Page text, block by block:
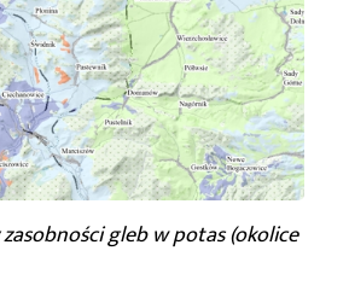
gleb w potas (okolice